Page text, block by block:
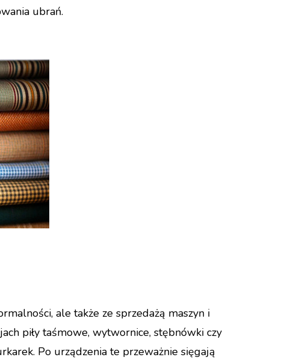
ubrań.
ale także ze sprzedażą maszyn i
piły taśmowe, wytwornice, stębnówki czy
Po urządzenia te przeważnie sięgają